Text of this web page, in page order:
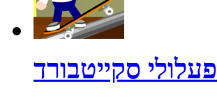
פעלולי סקייטבורד